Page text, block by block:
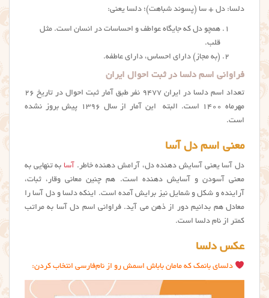
دلسا: دل + سا (پسوند شباهت)؛ دلسا یعنی:
همچو دل که جایگاه عواطف و احساسات در انسان است. مثل
قلب.
(به مجاز) دارای احساس، دارای عاطفه.
فراوانی اسم دلسا در ثبت احوال ایران
تعداد اسم دلسا در ایران ۹۴۷۷ نفر طبق آمار ثبت احوال در تاریخ ۲۶
مهرماه ۱۴۰۰ است. البته این آمار از سال ۱۳۹۶ پیش بروز نشده
است.
معنی اسم دل آسا
دل آسا یعنی آسایش دهنده‌ دل، آرامش دهنده‌ خاطر. آسا به تنهایی به
معنی آسودن و آسایش دهنده است. هم چنین معانی وقار، ثبات،
آراینده و شکل و شمایل نیز برایش آمده است. اینکه دلسا و دل آسا را
معادل هم بدانیم دور از ذهن می آید. فراوانی اسم دل آسا به مراتب
کمتر از نام دلسا است.
عکس دلسا
دلسای بانمک که مامان باباش اسمش رو از نام‌فارسی انتخاب کردن: